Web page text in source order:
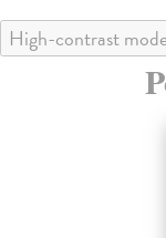
High-contrast